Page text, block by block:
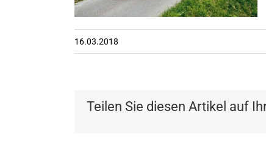
16.03.2018
Teilen Sie diesen Artikel auf